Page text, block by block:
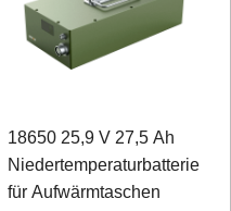
18650 25,9 V 27,5 Ah
Niedertemperaturbatterie
für Aufwärmtaschen